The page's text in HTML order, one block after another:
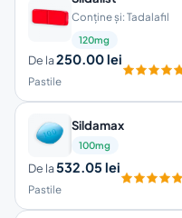
Conține și: Tadalafil
120mg
De la250.00 lei
Pastile
Sildamax
100mg
De la532.05 lei
Pastile